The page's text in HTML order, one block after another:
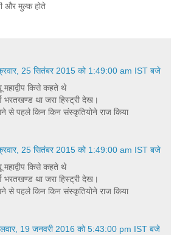
और मुल्क होते
25 सितंबर 2015 को 1:49:00 am IST बजे
महाद्वीप किसे कहते थे
भरतखण्ड था जरा हिस्ट्री देख।
से पहले किन किन संस्कृतियोने राज किया
25 सितंबर 2015 को 1:49:00 am IST बजे
महाद्वीप किसे कहते थे
भरतखण्ड था जरा हिस्ट्री देख।
से पहले किन किन संस्कृतियोने राज किया
19 जनवरी 2016 को 5:43:00 pm IST बजे